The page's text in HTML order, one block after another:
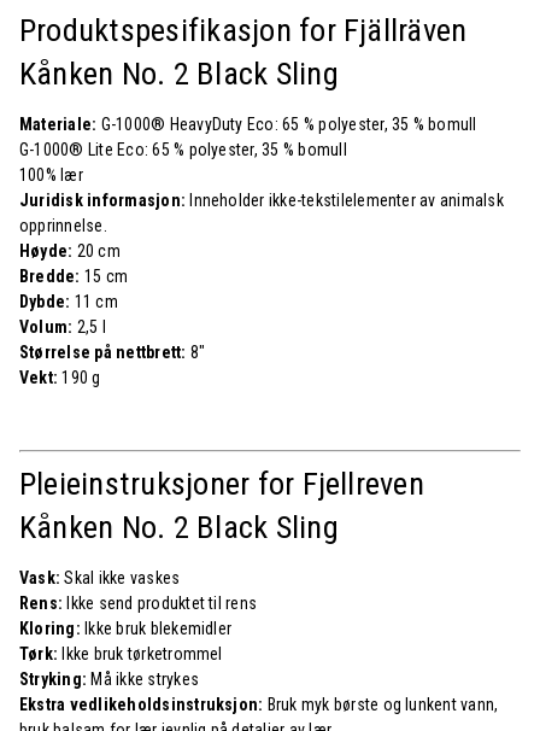
Produktspesifikasjon for Fjällräven
Kånken No. 2 Black Sling
Materiale: G-1000® HeavyDuty Eco: 65 % polyester, 35 % bomull
G-1000® Lite Eco: 65 % polyester, 35 % bomull
100% lær
Juridisk informasjon: Inneholder ikke-tekstilelementer av animalsk
opprinnelse.
Høyde: 20 cm
Bredde: 15 cm
Dybde: 11 cm
Volum: 2,5 l
Størrelse på nettbrett: 8″
Vekt:190 g
Pleieinstruksjoner for Fjellreven
Kånken No. 2 Black Sling
Vask:Skal ikke vaskes
Rens:
Ikke send produktet til rens
Kloring: Ikke bruk blekemidler
Tørk:
Ikke bruk tørketrommel
Stryking: Må ikke strykes
Ekstra vedlikeholdsinstruksjon: Bruk myk børste og lunkent vann,